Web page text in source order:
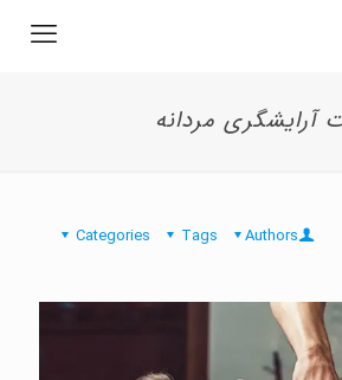
آرایشگری مردانه
Categories Tags Authors